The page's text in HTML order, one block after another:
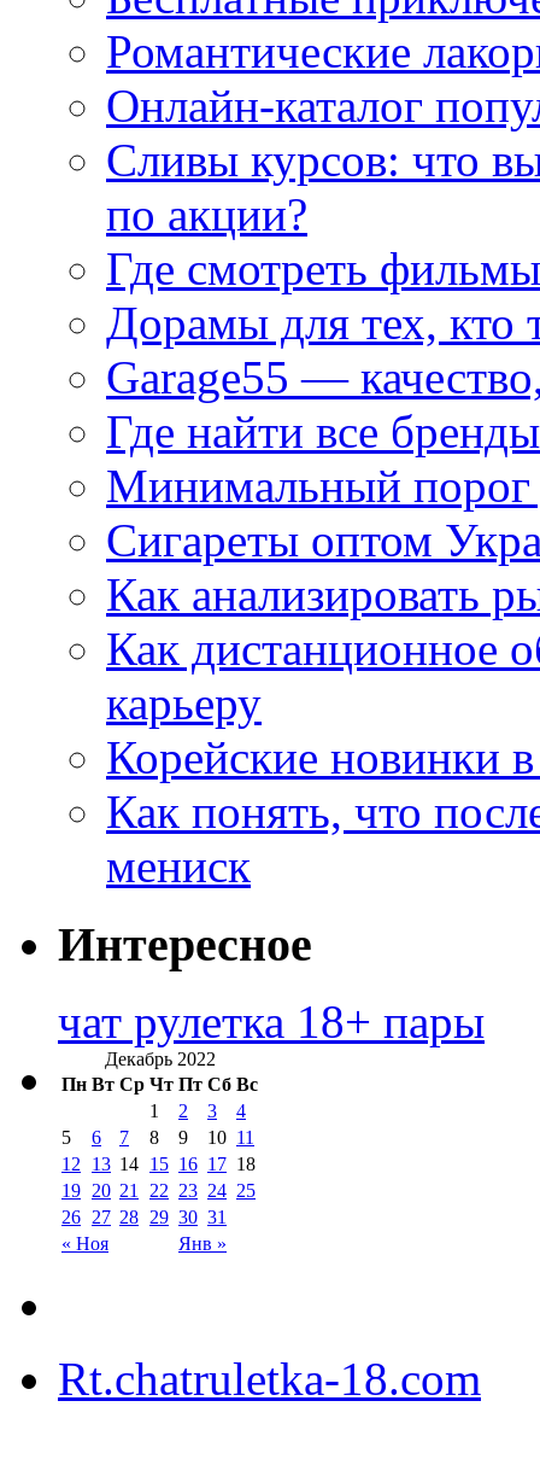
Романтические
Онлайн-каталог
Сливы курсов: что
по акции?
Где смотреть
Дорамы для тех, кто
Garage55 —
Где найти все
Минимальный порог
Сигареты оптом
Как анализировать
Как дистанционное
карьеру
Корейские новинки
Как понять, что
мениск
Интересное
чат рулетка 18+ пары
Декабрь 2022
Пн Вт Ср Чт Пт Сб Вс
« Ноя Янв »
1 2 3
4
5
6 7 8 9 10 11
12
13 14 15 16 17 18
19 20 21 22 23 24 25
26 27 28 29 30 31
Rt.chatruletka-18.com